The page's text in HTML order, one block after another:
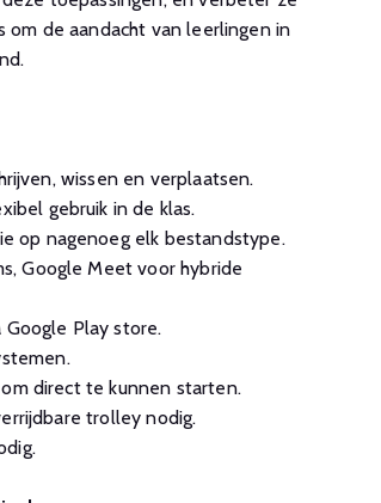
de aandacht van leerlingen in
wissen en verplaatsen.
gebruik in de klas.
op nagenoeg elk bestandstype.
Google Meet voor hybride
Play store.
direct te kunnen starten.
trolley nodig.